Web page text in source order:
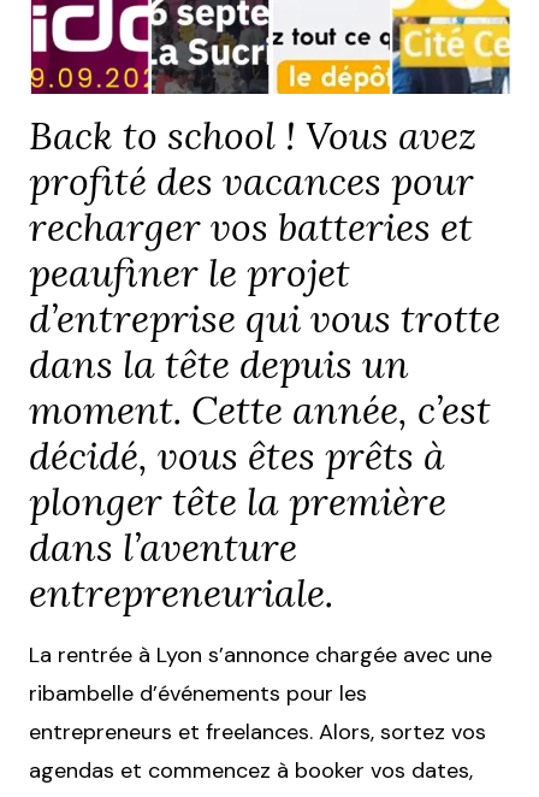
Back to school ! Vous avez
profité des vacances pour
recharger vos batteries et
peaufiner le projet
d’entreprise qui vous trotte
dans la tête depuis un
moment. Cette année, c’est
décidé, vous êtes prêts à
plonger tête la première
dans l’aventure
entrepreneuriale.
La rentrée à Lyon s’annonce chargée avec une
ribambelle d’événements pour les
entrepreneurs et freelances. Alors, sortez vos
agendas et commencez à booker vos dates,